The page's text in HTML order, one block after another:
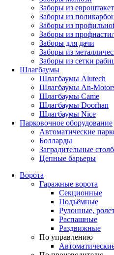
Заборы из
Заборы из
Заборы из
Заборы из
Заборы для дачи
Заборы из
Заборы из сетки
Шлагбаумы
Шлагбаумы Alutech
Шлагбаумы An-
Шлагбаумы Came
Шлагбаумы Doorhan
Шлагбаумы Nice
Парковочное оборудование
Автоматические
Болларды
Заградительные
Цепные барьеры
Ворота
Гаражные ворота
Секционные
Подъёмные
Рулонные,
Распашные
Раздвижные
По управлению